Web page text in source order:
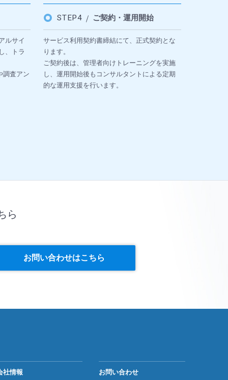
ルサイ
、トラ
調査アン
STEP4 ご契約・運用開始
サービス利用契約書締結にて、正式契約とな
ります。
ご契約後は、管理者向けトレーニングを実施
し、運用開始後もコンサルタントによる定期
的な運用支援を行います。
ら
お問い合わせはこちら
社情報 お問い合わせ